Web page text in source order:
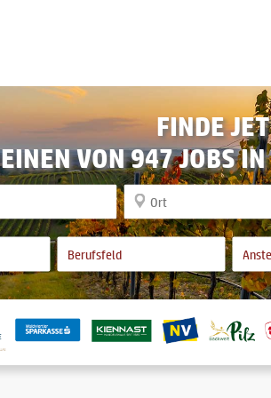
FINDE
EINEN VON 947 JOBS